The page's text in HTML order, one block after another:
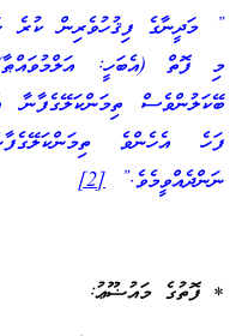
” މަދީނާގެ ފިޤުހުވެރިން ކުރެ
މި ފޮތް (އެބަހީ:
ބޭކަލުންވެސް ތިމަންކަލޭގެފާނާ
ފަހެ އެހެންވެ
ނަންދެއްވީމެވެ.” [2]
* ފޮތުގެ މައުޟޫޢު: